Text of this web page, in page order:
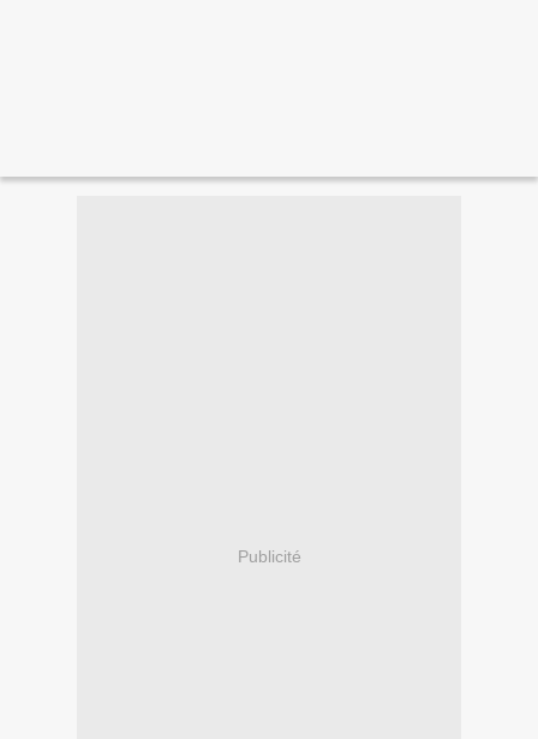
Publicité